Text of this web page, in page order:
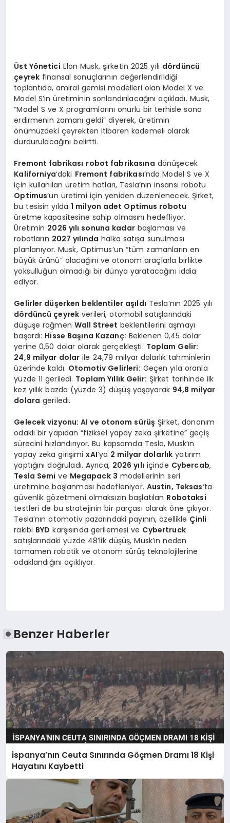
Üst Yönetici Elon Musk, şirketin 2025 yılı dördüncü
çeyrek finansal sonuçlarının değerlendirildiği
toplantıda, amiral gemisi modelleri olan Model X ve
Model S’in üretiminin sonlandırılacağını açıkladı. Musk,
“Model S ve X programlarını onurlu bir terhisle sona
erdirmenin zamanı geldi” diyerek, üretimin
önümüzdeki çeyrekten itibaren kademeli olarak
durdurulacağını belirtti.
Fremont fabrikası robot fabrikasına dönüşecek
Kaliforniya‘daki Fremont fabrikası‘nda Model S ve X
için kullanılan üretim hatları, Tesla’nın insansı robotu
Optimus‘un üretimi için yeniden düzenlenecek. Şirket,
bu tesisin yılda1 milyon adet Optimus robotu
üretme kapasitesine sahip olmasını hedefliyor.
Üretimin 2026 yılı sonuna kadarbaşlaması ve
robotların 2027 yılında halka satışa sunulması
planlanıyor. Musk, Optimus’un “tüm zamanların en
büyük ürünü” olacağını ve otonom araçlarla birlikte
yoksulluğun olmadığı bir dünya yaratacağını iddia
ediyor.
Gelirler düşerken beklentiler aşıldı Tesla’nın 2025 yılı
dördüncü çeyrek verileri, otomobil satışlarındaki
düşüşe rağmen Wall Street beklentilerini aşmayı
başardı: Hisse Başına Kazanç: Beklenen 0,45 dolar
yerine 0,50 dolar olarak gerçekleşti. Toplam Gelir:
24,9 milyar dolar ile 24,79 milyar dolarlık tahminlerin
üzerinde kaldı. Otomotiv Gelirleri: Geçen yıla oranla
yüzde 11 geriledi. Toplam Yıllık Gelir: Şirket tarihinde ilk
kez yıllık bazda (yüzde 3) düşüş yaşayarak 94,8 milyar
dolara geriledi.
Gelecek vizyonu: AI ve otonom sürüş Şirket, donanım
odaklı bir yapıdan “fiziksel yapay zeka şirketine” geçiş
sürecini hızlandırıyor. Bu kapsamda Tesla, Musk’ın
yapay zeka girişimixAI‘ya 2 milyar dolarlık yatırım
yaptığını doğruladı. Ayrıca, 2026 yılı içinde Cybercab,
Tesla Semi ve Megapack 3 modellerinin seri
üretimine başlanması hedefleniyor. Austin, Teksas‘ta
güvenlik gözetmeni olmaksızın başlatılan Robotaksi
testleri de bu stratejinin bir parçası olarak öne çıkıyor.
Tesla’nın otomotiv pazarındaki payının, özellikle Çinli
rakibi BYD karşısında gerilemesi ve Cybertruck
satışlarındaki yüzde 48’lik düşüş, Musk’ın neden
tamamen robotik ve otonom sürüş teknolojilerine
odaklandığını açıklıyor.
Benzer Haberler
İspanya’nın Ceuta Sınırında Göçmen Dramı 18 Kişi
Hayatını Kaybetti